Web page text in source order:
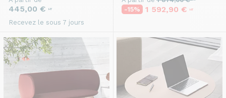
445,00 € HT
Recevez le sous 7 jours
-15% 1 592,90 € HT